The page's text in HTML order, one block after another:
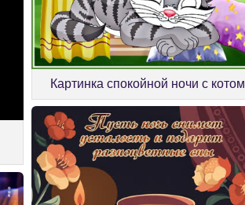
Картинка спокойной ночи с котом